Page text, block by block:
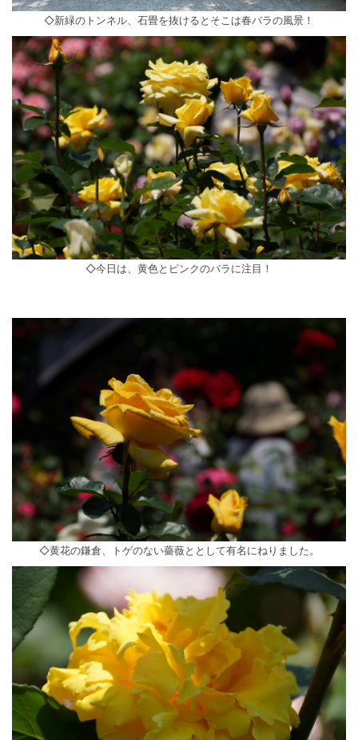
◇新緑のトンネル、石畳を抜けるとそこは春バラの風景！
◇今日は、黄色とピンクのバラに注目！
◇黄花の鎌倉、トゲのない薔薇ととして有名にねりました。